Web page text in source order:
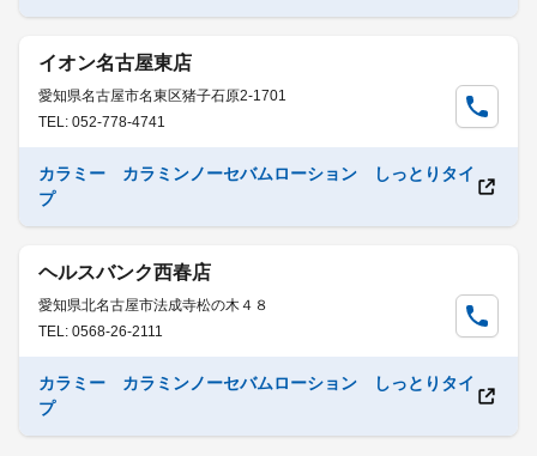
イオン名古屋東店
愛知県名古屋市名東区猪子石原2-1701
TEL: 052-778-4741
カラミー カラミンノーセバムローション しっとりタイ
プ
ヘルスバンク西春店
愛知県北名古屋市法成寺松の木４８
TEL: 0568-26-2111
カラミー カラミンノーセバムローション しっとりタイ
プ